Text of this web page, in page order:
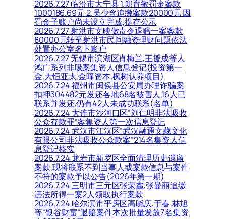
2026.7.27 临汾市大宁县 1.郑育敏罚金案款
1000186.69元 2.吴少含追缴案款20000元 因
罚金子账户尚未设立完成,提存公示
2026.7.27 射洪市文映傚责令退赔一案案款
80000元转至射洪市民间融资理财问题依法
处置办公室名下账户
2026.7.27 无锡市滨湖区肖梅兰,王援成等人
鸿广系列非吸案集资人信息登记(投资第一
金,大恒亚太,金曈资本,枫树认养项目)
2026.7.24 福州市闽侯县公安局办理诈骗案
扣押304482元发还各地68名被害人,16人已
联系并发还,仍有42人未成功联系(名单)
2026.7.24 大连市沙河口区“刘仁明非法吸收
公众存款罪”案集资人第一次信息登记
2026.7.24 武汉市江汉区“武汉融通文藏文化
有限公司非法吸收公众款案”214名集资人信
息登记核实
2026.7.24 龙岩市新罗区全面清理历史遗留
案款,现将联系不到当事人或案款信息与案件
不符的案款予以公告(2026年第一期)
2026.7.24 三明市三元区张荣鑫,张曼丽追缴
违法所得一案2人领取执行案款
2026.7.24 哈尔滨市平房区高晓庆,于春,林旭
等“银谷财富”退赔案件本次批量发放7名集资